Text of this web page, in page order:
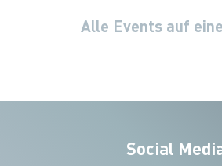
Alle Events auf
Social